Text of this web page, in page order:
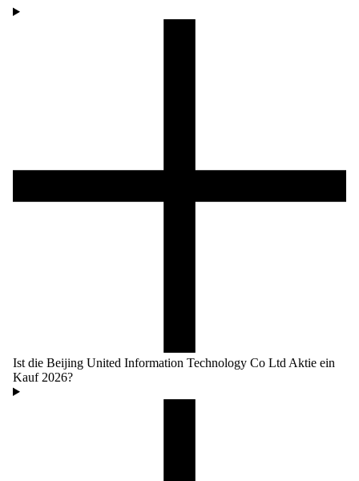
Ist die Beijing United Information Technology Co Ltd Aktie ein
Kauf 2026?